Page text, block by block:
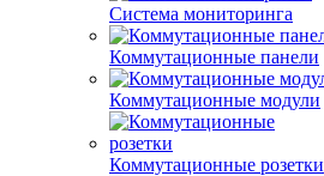
Система мониторинга
Коммутационные панели
Коммутационные модули
Коммутационные розетки